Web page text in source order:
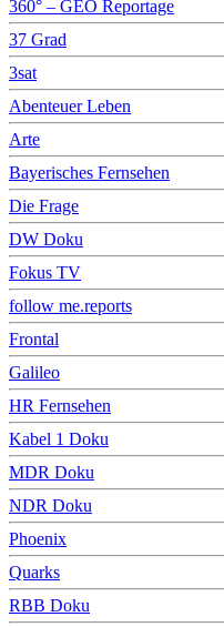
360° – GEO Reportage
37 Grad
3sat
Abenteuer Leben
Arte
Bayerisches Fernsehen
Die Frage
DW Doku
Fokus TV
follow me.reports
Frontal
Galileo
HR Fernsehen
Kabel 1 Doku
MDR Doku
NDR Doku
Phoenix
Quarks
RBB Doku